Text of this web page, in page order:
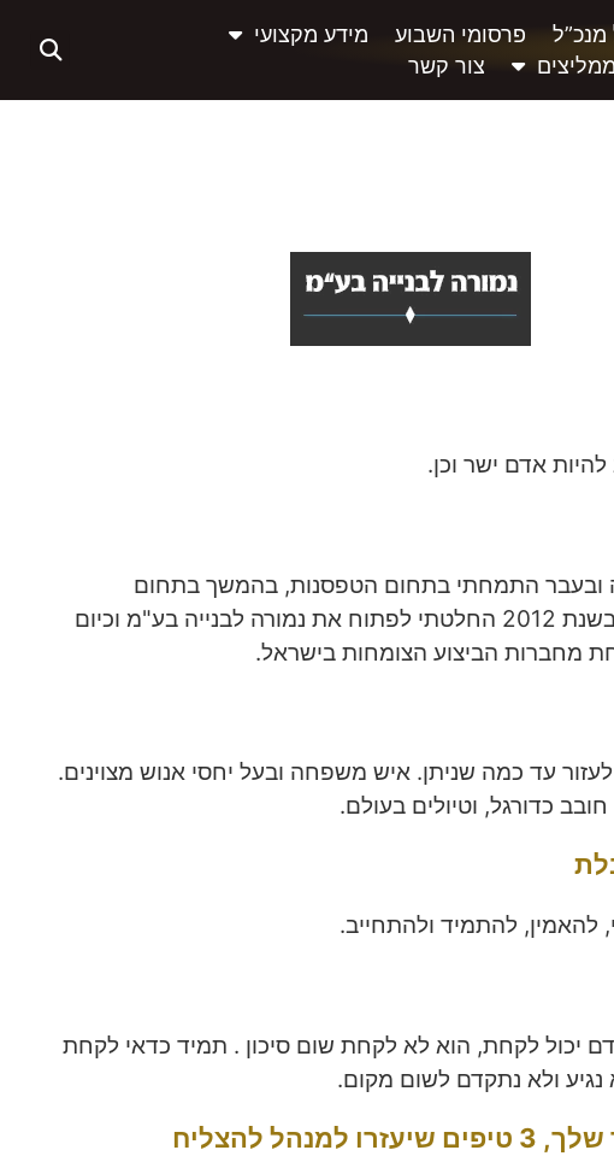
פרסומי השבוע
מידע מקצועי
צור קשר
אדם ישר וכן.
ובעבר התמחתי בתחום הטפסנות, בהמשך בתחום
הלוגיסטיקה לבניין. בשנת 2012 החלטתי לפתוח את נמורה לבנייה בע"מ וכיום
מחברות הביצוע הצומחות בישראל.
עד כמה שניתן. איש משפחה ובעל יחסי אנוש מצוינים.
כדורגל, וטיולים בעולם.
להאמין, להתמיד ולהתחייב.
יכול לקחת, הוא לא לקחת שום סיכון . תמיד כדאי לקחת
נגיע ולא נתקדם לשום מקום.
להצליח